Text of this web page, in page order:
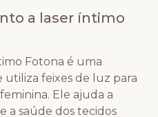
a laser íntimo
Fotona é uma
utiliza feixes de luz para
Ele ajuda a
a saúde dos tecidos